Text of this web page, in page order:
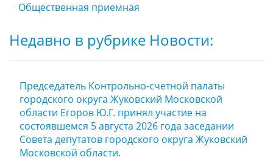
Общественная приемная
Недавно в рубрике Новости:
Председатель Контрольно-счетной палаты
городского округа Жуковский Московской
области Егоров Ю.Г. принял участие на
состоявшемся 5 августа 2026 года заседании
Совета депутатов городского округа Жуковский
Московской области.